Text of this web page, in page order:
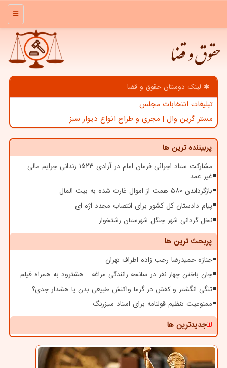
منو
حقوق و قضا
لینک دوستان حقوق و قضا
تبلیغات انتخابات مجلس
مستر گرین وال | مجری و طراح انواع دیوار سبز
پربیننده ترین ها
مشارکت ستاد اجرائی فرمان امام در آزادی ۱۵۲۳ زندانی جرایم مالی
غیر عمد
بازگرداندن ۵۸۰ همت از اموال غارت شده به بیت المال
پیام دادستان کل کشور برای انتصاب مجدد اژه ای
نخل گردانی شهر جنگل شهرستان رشتخوار
پربحث ترین ها
جنازه حمیدرضا رجب زاده اطراف تهران
جان باختن چهار نفر در سانحه رانندگی مراغه - هشترود به همراه فیلم
تنگی انگشتر و کفش در گرما واکنش طبیعی بدن یا هشدار جدی؟
ممنوعیت تنظیم قولنامه برای اسناد سبزرنگ
جدیدترین ها